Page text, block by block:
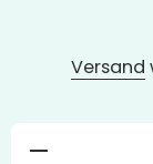
Versand
Verringere